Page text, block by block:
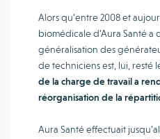
Alors qu’entre 2008 et
biomédicale d’Aura Santé a
généralisation des
de techniciens est, lui, resté
de la charge de travail a
réorganisation de la
Aura Santé effectuait